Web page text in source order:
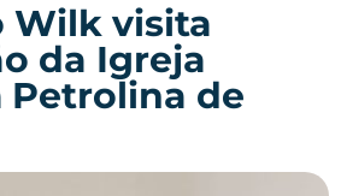
Wilk visita
da Igreja
Petrolina de